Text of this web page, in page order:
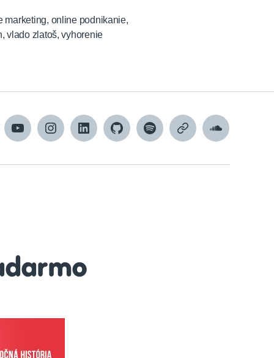
marketing, online podnikanie,
,vlado zlatoš,vyhorenie
YouTubeInstagramLinkedInGitHubSpotifyApple
SoundCloud